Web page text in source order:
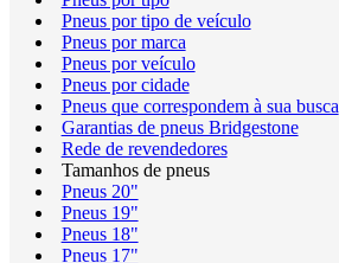
Pneus por tipo de veículo
Pneus por marca
Pneus por veículo
Pneus por cidade
Pneus que correspondem à sua busca
Garantias de pneus Bridgestone
Rede de revendedores
Tamanhos de pneus
Pneus 20"
Pneus 19"
Pneus 18"
Pneus 17"